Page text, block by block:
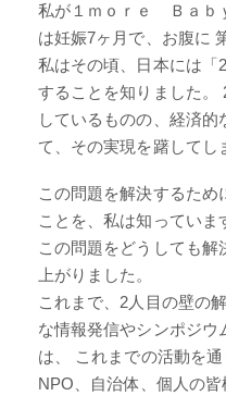
私が１ｍｏｒｅ Ｂａｂ
は妊娠7ヶ月で、お腹に
私はその頃、日本には「
することを知りました。
しているものの、経済
て、その実現を躇してし
この問題を解決するた
ことを、私は知ってい
この問題をどうしても
上がりました。
これまで、2人目の壁の
な情報発信やシンポジウ
は、 これまでの活動を
NPO、自治体、個人の